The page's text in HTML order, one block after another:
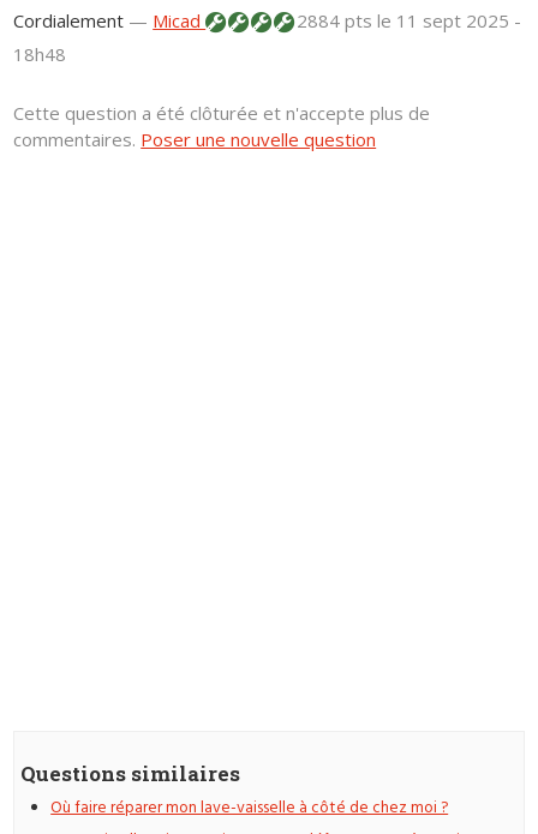
Cordialement — Micad 2884 ptsle 11 sept 2025 -
18h48
Cette question a été clôturée et n'accepte plus de
commentaires. Poser une nouvelle question
Questions similaires
Où faire réparer mon lave-vaisselle à côté de chez moi ?